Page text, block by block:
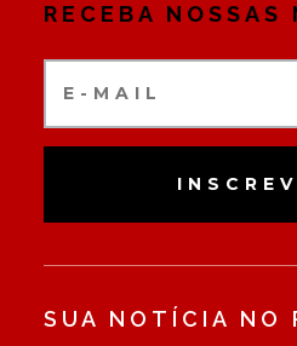
RECEBA NOSSAS
SUA NOTÍCIA NO